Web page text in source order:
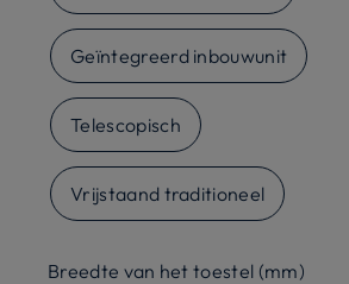
Geïntegreerd inbouwunit
Telescopisch
Vrijstaand traditioneel
Breedte van het toestel (mm)